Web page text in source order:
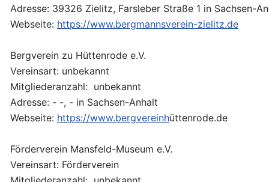
Adresse: 39326 Zielitz, Farsleber Straße 1 in Sachsen-
Webseite: https://www.bergmannsverein-zielitz.de
Bergverein zu Hüttenrode e.V.
Vereinsart: unbekannt
Mitgliederanzahl: unbekannt
Adresse: - -, - in Sachsen-Anhalt
Webseite: https://www.bergvereinhüttenrode.de
Förderverein Mansfeld-Museum e.V.
Vereinsart: Förderverein